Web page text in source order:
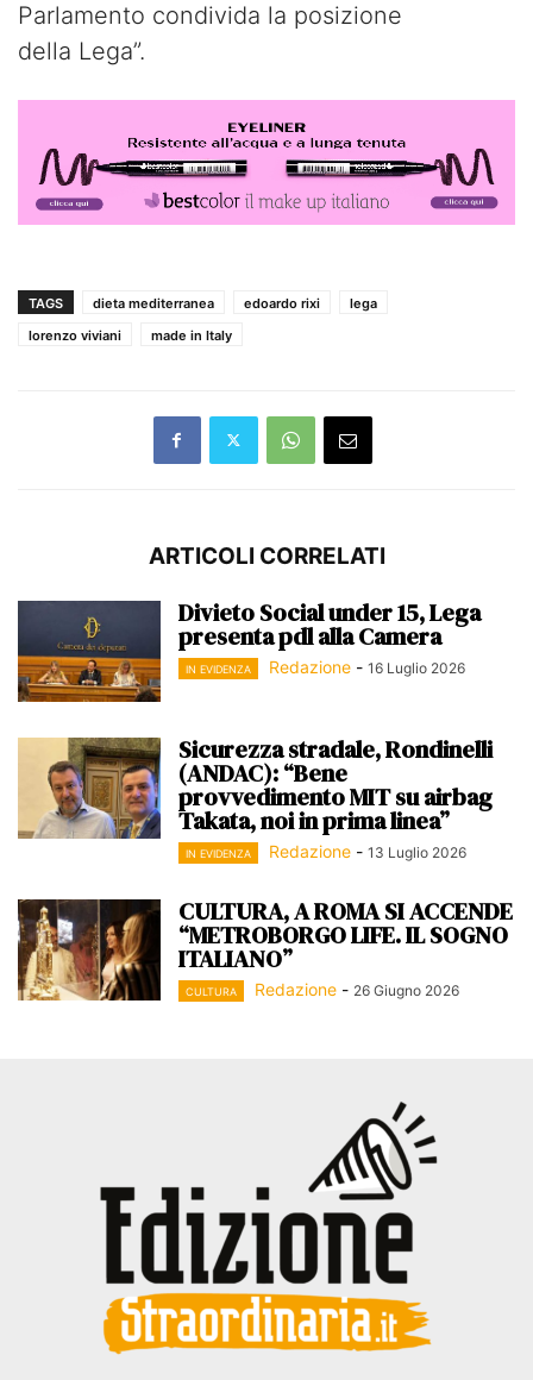
Parlamento condivida la posizione
della Lega”.
TAGS dieta mediterranea edoardo rixi
lega
lorenzo viviani
made in Italy
ARTICOLI CORRELATI
Divieto Social under 15, Lega
presenta pdl alla Camera
IN EVIDENZA Redazione - 16 Luglio 2026
Sicurezza stradale, Rondinelli
(ANDAC): “Bene
provvedimento MIT su airbag
Takata, noi in prima linea”
IN EVIDENZA Redazione - 13 Luglio 2026
CULTURA, A ROMA SI ACCENDE
“METROBORGO LIFE. IL SOGNO
ITALIANO”
CULTURA Redazione - 26 Giugno 2026